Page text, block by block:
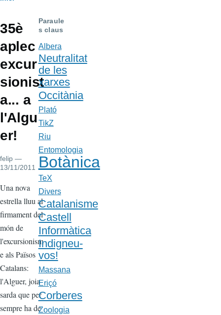
d'Ariadna
35è
aplec
excur
sionist
a... a
l'Algu
er!
felip —
13/11/2011
Cos
Una nova
estrella lluu al
firmament del
món de
l'excursionism
e als Països
Catalans:
l'Alguer, joia
sarda que per
sempre ha de
Paraule
s claus
Albera
Neutralitat
de les
xarxes
Occitània
Plató
TikZ
Riu
Entomologia
Botànica
TeX
Divers
Catalanisme
Castell
Informàtica
Indigneu-
vos!
Massana
Eriçó
Corberes
Zoologia